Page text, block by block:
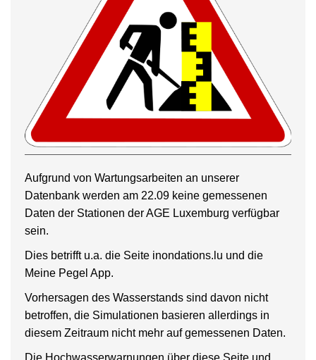
Aufgrund von Wartungsarbeiten an unserer
Datenbank werden am 22.09 keine gemessenen
Daten der Stationen der AGE Luxemburg verfügbar
sein.
Dies betrifft u.a. die Seite inondations.lu und die
Meine Pegel App.
Vorhersagen des Wasserstands sind davon nicht
betroffen, die Simulationen basieren allerdings in
diesem Zeitraum nicht mehr auf gemessenen Daten.
Die Hochwasserwarnungen über diese Seite und